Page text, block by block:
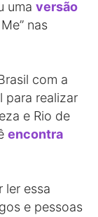
uma versão
nas
com a
para realizar
e Rio de
encontra
ler essa
e pessoas